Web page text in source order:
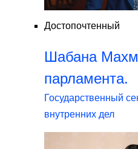
Достопочтенный
Шабана
парламента.
Государственный
внутренних дел